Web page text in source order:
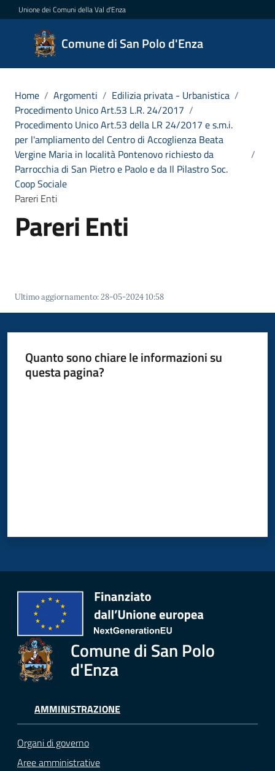
Vai al contenuto
Vai alla navigazione
Vai al footer
Unione dei Comuni della Val d'Enza
Comune di San Polo d'Enza
Comune
di San
d'Enza
Amministrazione
Novità
Servizi
d'Enza
gli
Seguici
Home / Argomenti / Edilizia privata - Urbanistica /
Procedimento Unico Art.53 L.R. 24/2017 /
Procedimento Unico Art.53 della LR 24/2017 e s.m.i.
per l'ampliamento del Centro di Accoglienza Beata
Vergine Maria in località Pontenovo richiesto da
Parrocchia di San Pietro e Paolo e da Il Pilastro Soc.
Coop Sociale
/
Pareri Enti
Pareri Enti
Ultimo aggiornamento:28-05-2024 10:58
Quanto sono chiare le informazioni su
questa pagina?
Comune di San Polo
d'Enza
AMMINISTRAZIONE
Organi di governo
Aree amministrative